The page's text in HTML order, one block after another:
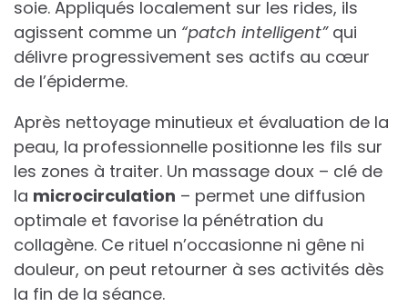
soie. Appliqués localement sur les rides, ils
agissent comme un “patch intelligent”qui
délivre progressivement ses actifs au cœur
de l’épiderme.
Après nettoyage minutieux et évaluation de la
peau, la professionnelle positionne les fils sur
les zones à traiter. Un massage doux – clé de
la microcirculation – permet une diffusion
optimale et favorise la pénétration du
collagène. Ce rituel n’occasionne ni gêne ni
douleur, on peut retourner à ses activités dès
la fin de la séance.